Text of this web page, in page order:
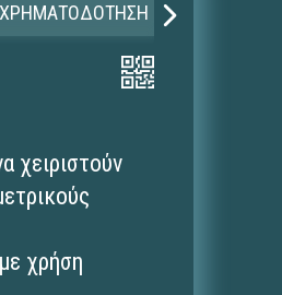
ΧΡΗΜΑΤΟΔΟΤΗΣΗ
χειριστούν
χρήση